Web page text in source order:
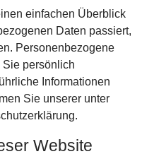
einfachen Überblick
Daten passiert,
Personenbezogene
Sie persönlich
Informationen
Sie unserer unter
Website